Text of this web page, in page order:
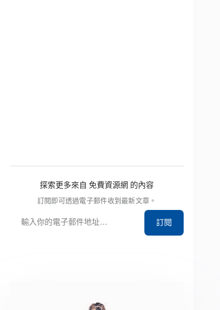
探索更多來自 免費資源網 的內容
訂閱即可透過電子郵件收到最新文章。
訂閱